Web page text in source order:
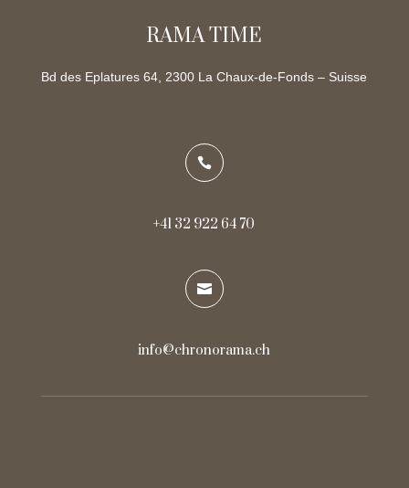
RAMA TIME
Bd des Eplatures 64, 2300 La Chaux-de-Fonds – Suisse

+41 32 922 64 70

info@chronorama.ch